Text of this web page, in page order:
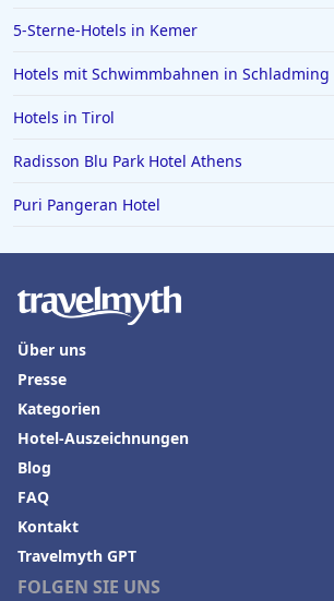
5-Sterne-Hotels in Kemer
Hotels mit Schwimmbahnen in Schladming
Hotels in Tirol
Radisson Blu Park Hotel Athens
Puri Pangeran Hotel
FOLGEN SIE UNS
Über uns
Presse
Kategorien
Hotel-Auszeichnungen
Blog
FAQ
Kontakt
Travelmyth GPT